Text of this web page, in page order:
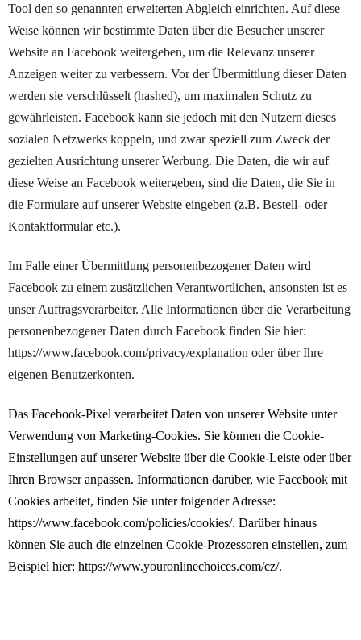
Tool den so genannten erweiterten Abgleich einrichten. Auf diese
Weise können wir bestimmte Daten über die Besucher unserer
Website an Facebook weitergeben, um die Relevanz unserer
Anzeigen weiter zu verbessern. Vor der Übermittlung dieser Daten
werden sie verschlüsselt (hashed), um maximalen Schutz zu
gewährleisten. Facebook kann sie jedoch mit den Nutzern dieses
sozialen Netzwerks koppeln, und zwar speziell zum Zweck der
gezielten Ausrichtung unserer Werbung. Die Daten, die wir auf
diese Weise an Facebook weitergeben, sind die Daten, die Sie in
die Formulare auf unserer Website eingeben (z.B. Bestell- oder
Kontaktformular etc.).
Im Falle einer Übermittlung personenbezogener Daten wird
Facebook zu einem zusätzlichen Verantwortlichen, ansonsten ist es
unser Auftragsverarbeiter. Alle Informationen über die Verarbeitung
personenbezogener Daten durch Facebook finden Sie hier:
https://www.facebook.com/privacy/explanation oder über Ihre
eigenen Benutzerkonten.
Das Facebook-Pixel verarbeitet Daten von unserer Website unter
Verwendung von Marketing-Cookies. Sie können die Cookie-
Einstellungen auf unserer Website über die Cookie-Leiste oder über
Ihren Browser anpassen. Informationen darüber, wie Facebook mit
Cookies arbeitet, finden Sie unter folgender Adresse:
https://www.facebook.com/policies/cookies/. Darüber hinaus
können Sie auch die einzelnen Cookie-Prozessoren einstellen, zum
Beispiel hier: https://www.youronlinechoices.com/cz/.